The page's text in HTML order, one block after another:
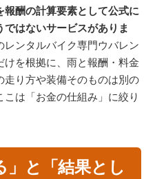
報酬の計算要素として公式に
はないサービスがありま
レンタルバイク専門ウバレン
を根拠に、雨と報酬・料金
り方や装備そのものは別の
は「お金の仕組み」に絞り
」と「結果とし